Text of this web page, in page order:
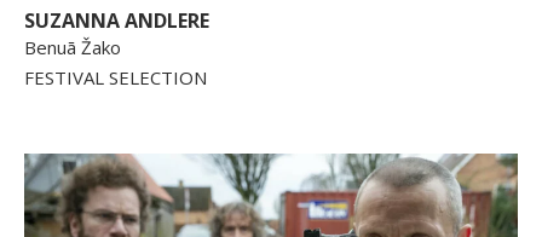
SUZANNA ANDLERE
Benuā Žako
FESTIVAL SELECTION